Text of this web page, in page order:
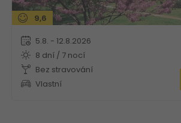
9,6
5.8. - 12.8.2026
8 dní / 7 nocí
Bez stravování
Vlastní